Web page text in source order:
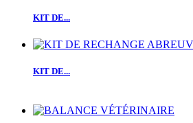
KIT DE...
KIT DE...